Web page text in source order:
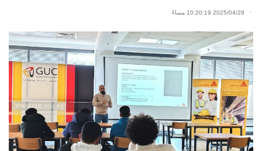
2025/04/28 10:20:19 مساءً